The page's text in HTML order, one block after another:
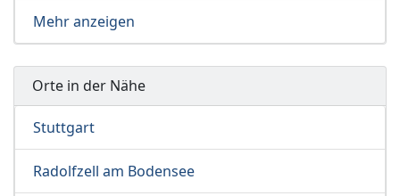
Mehr anzeigen
Orte in der Nähe
Stuttgart
Radolfzell am Bodensee